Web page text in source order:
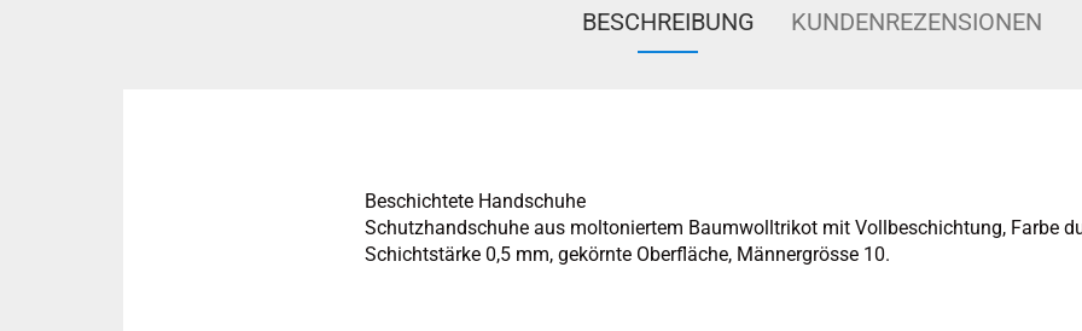
BESCHREIBUNG KUNDENREZENSIONEN
Beschichtete Handschuhe
Schutzhandschuhe aus moltoniertem Baumwolltrikot mit Vollbeschichtung, Farbe
Schichtstärke 0,5 mm, gekörnte Oberfläche, Männergrösse 10.